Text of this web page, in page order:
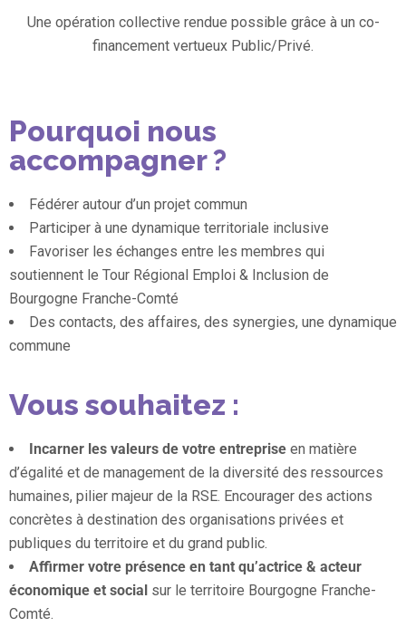
Une opération collective rendue possible grâce à un co-
financement vertueux Public/Privé.
Pourquoi nous
accompagner ?
Fédérer autour d’un projet commun
Participer à une dynamique territoriale inclusive
Favoriser les échanges entre les membres qui
soutiennent le Tour Régional Emploi & Inclusion de
Bourgogne Franche-Comté
Des contacts, des affaires, des synergies, une dynamique
commune
Vous souhaitez :
Incarner les valeurs de votre entreprise en matière
d’égalité et de management de la diversité des ressources
humaines, pilier majeur de la RSE. Encourager des actions
concrètes à destination des organisations privées et
publiques du territoire et du grand public.
Affirmer votre présence en tant qu’actrice & acteur
économique et social sur le territoire Bourgogne Franche-
Comté.